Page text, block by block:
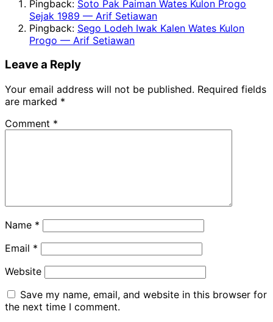
Pingback: Soto Pak Paiman Wates Kulon Progo
Sejak 1989 — Arif Setiawan
Pingback: Sego Lodeh Iwak Kalen Wates Kulon
Progo — Arif Setiawan
Leave a Reply
Your email address will not be published. Required fields
are marked *
Comment *
Name *
Email *
Website
Save my name, email, and website in this browser for
the next time I comment.